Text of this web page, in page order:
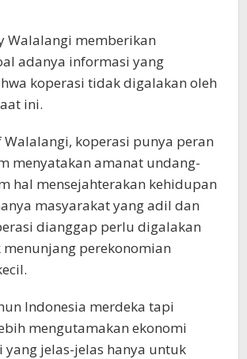
Walalangi memberikan
adanya informasi yang
koperasi tidak digalakan oleh
ini.
koperasi punya peran
menyatakan amanat undang-
hal mensejahterakan kehidupan
masyarakat yang adil dan
dianggap perlu digalakan
perekonomian
Indonesia merdeka tapi
mengutamakan ekonomi
yang jelas-jelas hanya untuk